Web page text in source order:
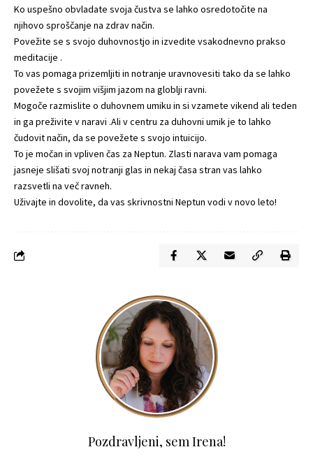
Ko uspešno obvladate svoja čustva se lahko osredotočite na
njihovo sproščanje na zdrav način.
Povežite se s svojo duhovnostjo in izvedite vsakodnevno prakso
meditacije .
To vas pomaga prizemljiti in notranje uravnovesiti tako da se lahko
povežete s svojim višjim jazom na globlji ravni.
Mogoče razmislite o duhovnem umiku in si vzamete vikend ali teden
in ga preživite v naravi .Ali v centru za duhovni umik je to lahko
čudovit način, da se povežete s svojo intuicijo.
To je močan in vpliven čas za Neptun. Zlasti narava vam pomaga
jasneje slišati svoj notranji glas in nekaj časa stran vas lahko
razsvetli na več ravneh.
Uživajte in dovolite, da vas skrivnostni Neptun vodi v novo leto!
Pozdravljeni, sem Irena!